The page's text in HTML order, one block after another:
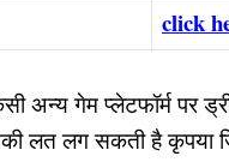
click
अन्य गेम प्लेटफॉर्म पर
लत लग सकती है कृपया